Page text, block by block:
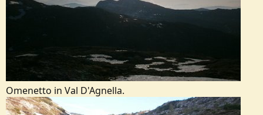
Omenetto in Val D'Agnella.